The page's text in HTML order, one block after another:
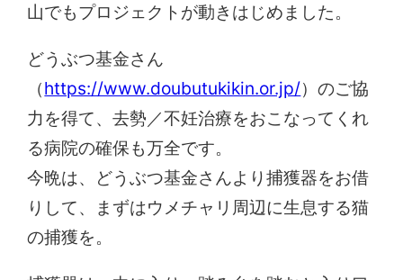
山でもプロジェクトが動きはじめました。
どうぶつ基金さん
（https://www.doubutukikin.or.jp/）のご協
力を得て、去勢／不妊治療をおこなってくれ
る病院の確保も万全です。
今晩は、どうぶつ基金さんより捕獲器をお借
りして、まずはウメチャリ周辺に生息する猫
の捕獲を。